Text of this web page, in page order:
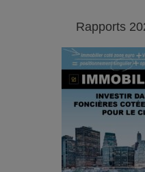
Rapports